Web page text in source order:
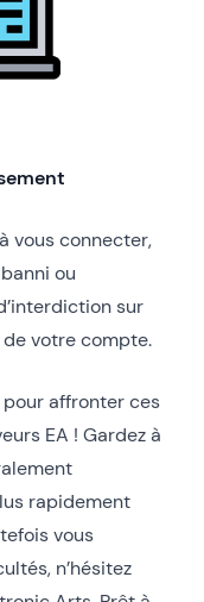
vous connecter,
ou
sur
de votre compte.
affronter ces
EA ! Gardez à
rapidement
vous
n’hésitez